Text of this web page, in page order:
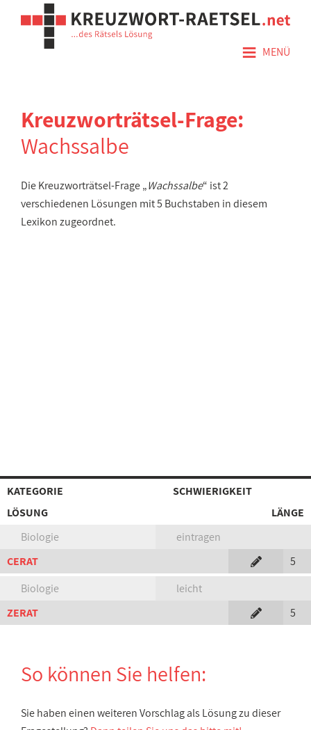
≡ MENÜ
Kreuzworträtsel-Frage:
Wachssalbe
Die Kreuzworträtsel-Frage „Wachssalbe“ ist 2
verschiedenen Lösungen mit 5 Buchstaben in diesem
Lexikon zugeordnet.
KATEGORIE
SCHWIERIGKEIT
LÖSUNG
LÄNGE
Biologie
eintragen
CERAT
5
Biologie
leicht
ZERAT
5
So können Sie helfen:
Sie haben einen weiteren Vorschlag als Lösung zu dieser